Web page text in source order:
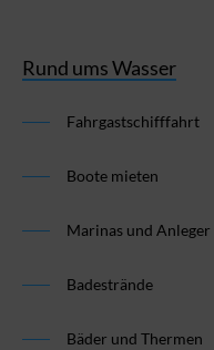
Rund ums Wasser
Fahrgastschifffahrt
Boote mieten
Marinas und Anleger
Badestrände
Bäder und Thermen